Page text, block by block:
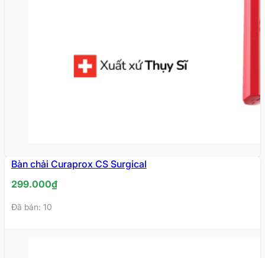
Bàn chải Curaprox CS Surgical
299.000₫
Đã bán: 10